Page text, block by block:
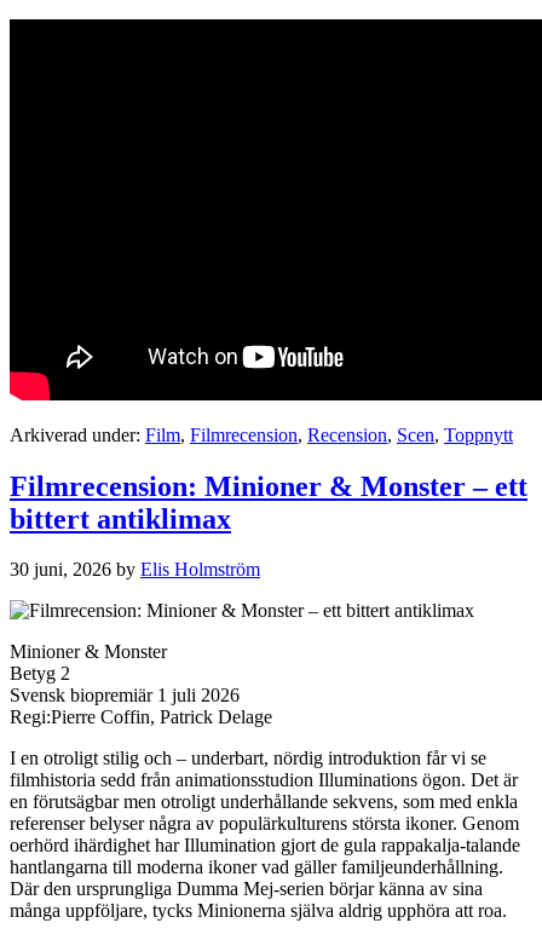
Arkiverad under: Film, Filmrecension, Recension, Scen, Toppnytt
Filmrecension: Minioner & Monster – ett
bittert antiklimax
30 juni, 2026 by Elis Holmström
Minioner & Monster
Betyg 2
Svensk biopremiär 1 juli 2026
Regi:Pierre Coffin, Patrick Delage
I en otroligt stilig och – underbart, nördig introduktion får vi se
filmhistoria sedd från animationsstudion Illuminations ögon. Det är
en förutsägbar men otroligt underhållande sekvens, som med enkla
referenser belyser några av populärkulturens största ikoner. Genom
oerhörd ihärdighet har Illumination gjort de gula rappakalja-talande
hantlangarna till moderna ikoner vad gäller familjeunderhållning.
Där den ursprungliga Dumma Mej-serien börjar känna av sina
många uppföljare, tycks Minionerna själva aldrig upphöra att roa.